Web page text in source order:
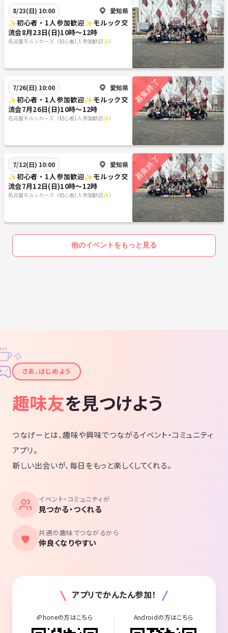
8/23(日) 10:00 愛知県
✨初心者・1人参加歓迎✨モルック交
流会8月23日(日)10時〜12時
名古屋モルッカーズ（初心者1人参加歓迎✨）
7/26(日) 10:00 愛知県
✨初心者・1人参加歓迎✨モルック交
流会7月26日(日)10時〜12時
名古屋モルッカーズ（初心者1人参加歓迎✨）
7/12(日) 10:00 愛知県
✨初心者・1人参加歓迎✨モルック交
流会7月12日(日)10時〜12時
名古屋モルッカーズ（初心者1人参加歓迎✨）
他のイベントをもっと見る
✦
✧
さあ、はじめよう
趣味友を見つけよう
つなげーとは、趣味や興味でつながるイベント・コミュニティ
アプリ。
新しい出会いが、毎日をもっと楽しくしてくれる。
イベント・コミュニティが
見つかる・つくれる
共通の趣味でつながるから
仲良くなりやすい
アプリでかんたん参加！
iPhoneの方はこちら Androidの方はこちら